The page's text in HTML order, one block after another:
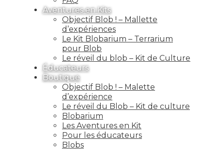
Aventures en Kits
Objectif Blob ! – Mallette
d’expériences
Le Kit Blobarium – Terrarium
pour Blob
Le réveil du blob – Kit de Culture
Éducateurs
Boutique
Objectif Blob ! – Malette
d’expérience
Le réveil du Blob – Kit de culture
Blobarium
Les Aventures en Kit
Pour les éducateurs
Blobs